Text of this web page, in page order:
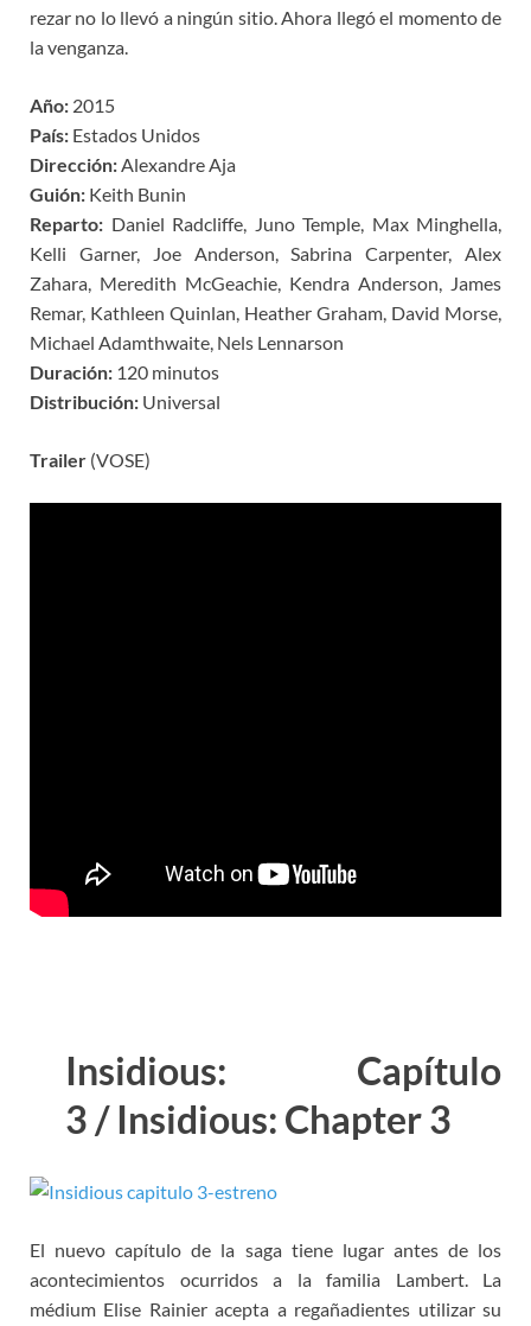
rezar no lo llevó a ningún sitio. Ahora llegó el momento de
la venganza.
Año: 2015
País: Estados Unidos
Dirección:Alexandre Aja
Guión: Keith Bunin
Reparto: Daniel Radcliffe, Juno Temple, Max Minghella,
Kelli Garner, Joe Anderson, Sabrina Carpenter, Alex
Zahara, Meredith McGeachie, Kendra Anderson, James
Remar, Kathleen Quinlan, Heather Graham, David Morse,
Michael Adamthwaite, Nels Lennarson
Duración: 120 minutos
Distribución: Universal
Trailer (VOSE)
Insidious: Capítulo
3 / Insidious: Chapter 3
El nuevo capítulo de la saga tiene lugar antes de los
acontecimientos ocurridos a la familia Lambert. La
médium Elise Rainier acepta a regañadientes utilizar su